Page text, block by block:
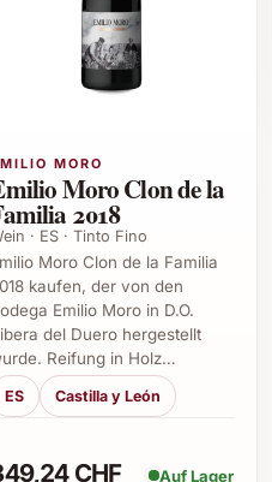
zu einem
faszinierende Vielfalt
12 bis 16 °C gelagert
sind ideal, um die Qualität
MORO
Moro Clon de la
2018
· ES · Tinto Fino
Moro Clon de la Familia
kaufen, der von den
Emilio Moro in D.O.
del Duero hergestellt
Reifung in Holz…
ES Castilla y León
CHF Auf Lager